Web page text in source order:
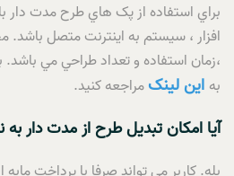
براي استفاده از پک هاي طرح مدت دار
افزار ، سيستم به اينترنت متصل
،زمان استفاده و تعداد طراحي مي
به اين لينکمراجعه کنيد.
آيا امکان تبديل طرح از مدت دار به